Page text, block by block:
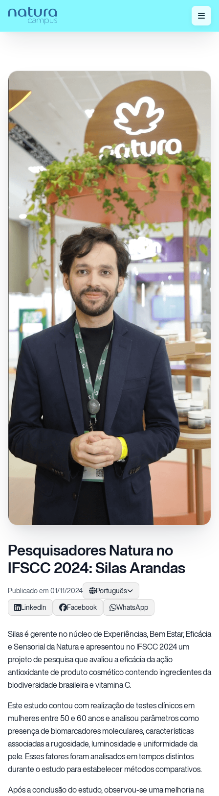
Pesquisadores Natura no
IFSCC 2024: Silas Arandas
Publicado em 01/11/2024
Português
LinkedIn
Facebook WhatsApp
Silas é gerente no núcleo de Experiências, Bem Estar, Eficácia
e Sensorial da Natura e apresentou no IFSCC 2024 um
projeto de pesquisa que avaliou a eficácia da ação
antioxidante de produto cosmético contendo ingredientes da
biodiversidade brasileira e vitamina C.
Este estudo contou com realização de testes clínicos em
mulheres entre 50 e 60 anos e analisou parâmetros como
presença de biomarcadores moleculares, características
associadas a rugosidade, luminosidade e uniformidade da
pele. Esses fatores foram analisados em tempos distintos
durante o estudo para estabelecer métodos comparativos.
Após a conclusão do estudo, observou-se uma melhoria na